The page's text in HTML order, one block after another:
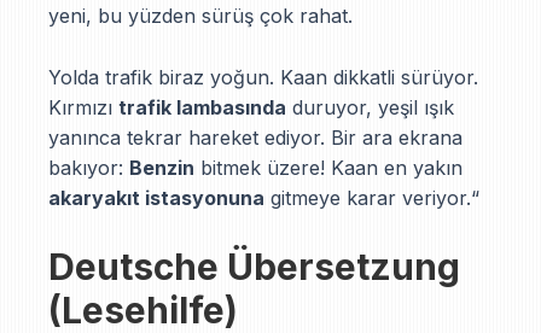
yeni, bu yüzden sürüş çok rahat.
Yolda trafik biraz yoğun. Kaan dikkatli sürüyor.
Kırmızı trafik lambasında duruyor, yeşil ışık
yanınca tekrar hareket ediyor. Bir ara ekrana
bakıyor: Benzin bitmek üzere! Kaan en yakın
akaryakıt istasyonuna gitmeye karar veriyor.“
Deutsche Übersetzung
(Lesehilfe)